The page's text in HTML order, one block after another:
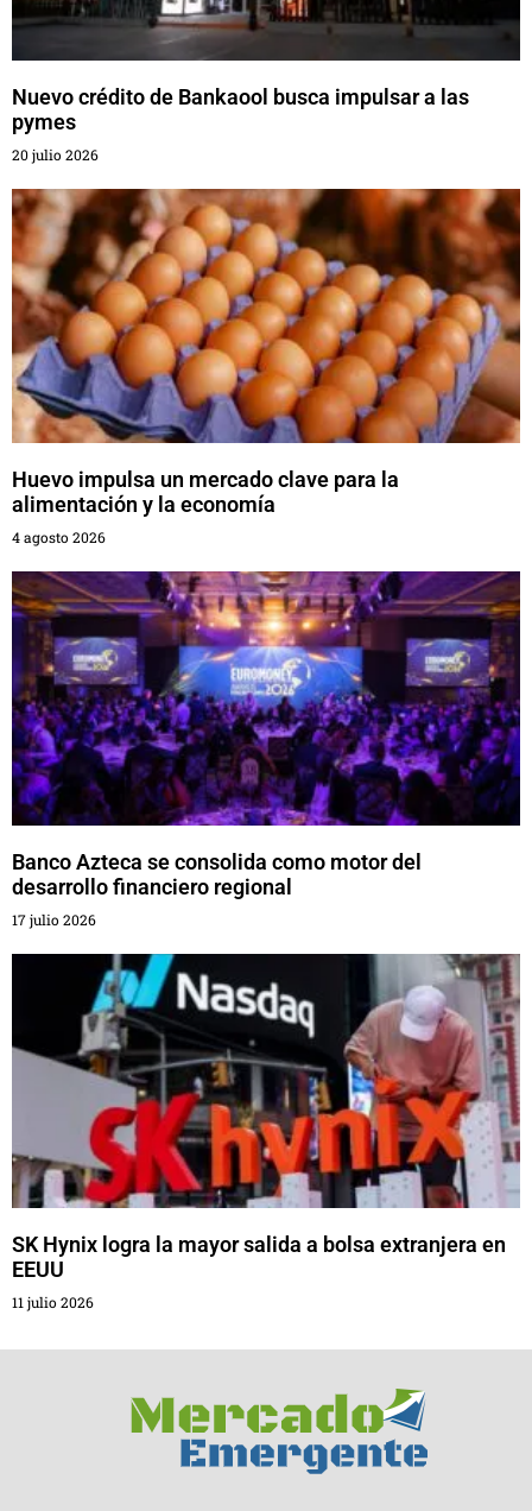
Nuevo crédito de Bankaool busca impulsar a las
pymes
20 julio 2026
Huevo impulsa un mercado clave para la
alimentación y la economía
4 agosto 2026
Banco Azteca se consolida como motor del
desarrollo financiero regional
17 julio 2026
SK Hynix logra la mayor salida a bolsa extranjera en
EEUU
11 julio 2026